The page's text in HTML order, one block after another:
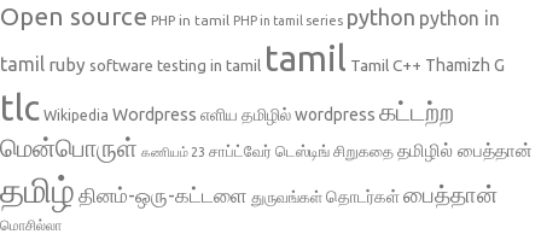
Open source PHP in tamil PHP in tamil series python python in
tamil ruby software testing in tamil tamil Tamil C++ Thamizh G
tlc Wikipedia Wordpress எளிய தமிழில் wordpress கட்டற்ற
மென்பொருள் கணியம் 23 சாப்ட்வேர் டெஸ்டிங் சிறுகதை தமிழில் பைத்தான்
தமிழ் தினம்-ஒரு-கட்டளை துருவங்கள் தொடர்கள்பைத்தான்
மொசில்லா